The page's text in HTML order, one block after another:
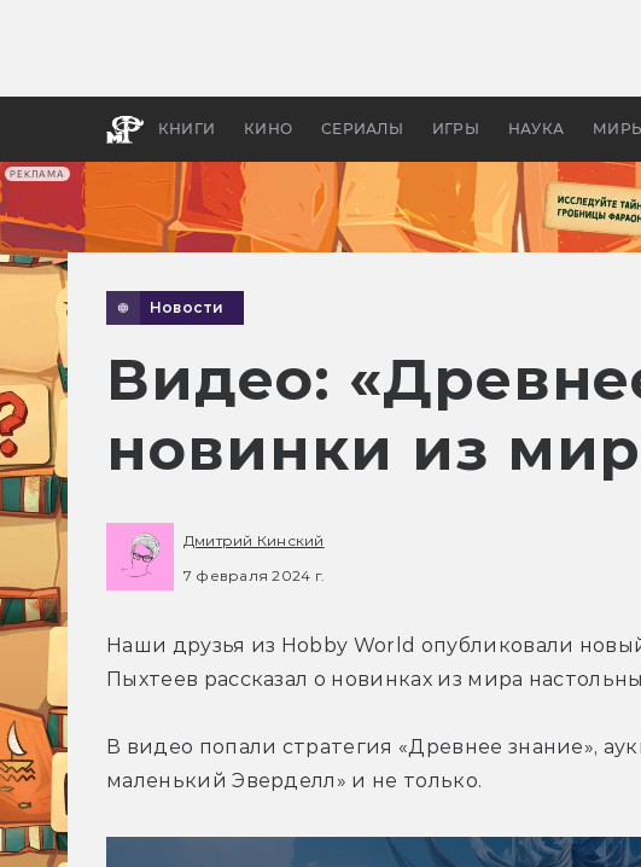
РЕКЛАМА
КНИГИ КИНО СЕРИАЛЫ ИГРЫ НАУКА
бы «Властелина
Новости
Видео:
новинки из
Дмитрий Кинский
7 февраля 2024 г.
Наши друзья из Hobby World опубликовали
Пыхтеев рассказал о новинках из мира
В видео попали стратегия «Древнее знание»,
маленький Эверделл» и не только.